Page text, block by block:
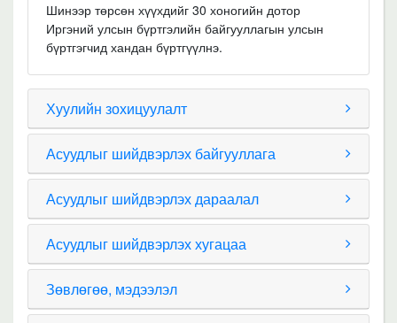
Шинээр төрсөн хүүхдийг 30 хоногийн дотор
Иргэний улсын бүртгэлийн байгууллагын улсын
бүртгэгчид хандан бүртгүүлнэ.
Хуулийн зохицуулалт
Асуудлыг шийдвэрлэх байгууллага
Асуудлыг шийдвэрлэх дараалал
Асуудлыг шийдвэрлэх хугацаа
Зөвлөгөө, мэдээлэл